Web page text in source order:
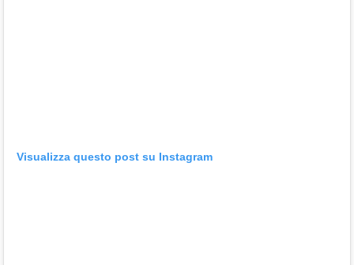
Visualizza questo post su Instagram